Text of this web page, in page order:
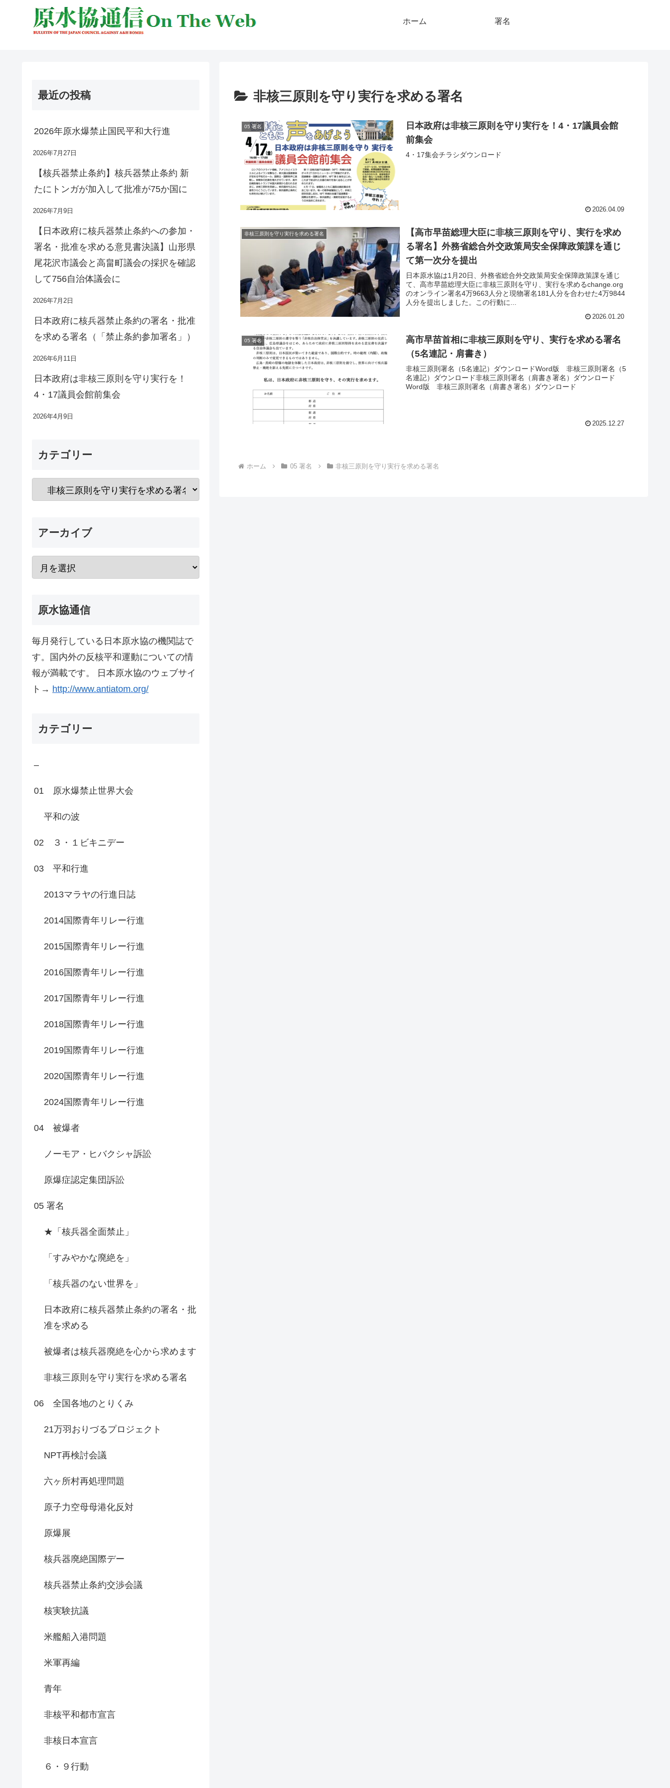
ホーム 署名
非核三原則を守り実行を求める署名
05 署名
日本政府は非核三原則を守り実行を！4・17議員会館
前集会
4・17集会チラシダウンロード
2026.04.09
非核三原則を守り実行を求める署名
【高市早苗総理大臣に非核三原則を守り、実行を求め
る署名】外務省総合外交政策局安全保障政策課を通じ
て第一次分を提出
日本原水協は1月20日、外務省総合外交政策局安全保障政策課を通じ
て、高市早苗総理大臣に非核三原則を守り、実行を求めるchange.org
のオンライン署名4万9663人分と現物署名181人分を合わせた4万9844
人分を提出しました。この行動に...
2026.01.20
05 署名
高市早苗首相に非核三原則を守り、実行を求める署名
（5名連記・肩書き）
非核三原則署名（5名連記）ダウンロードWord版 非核三原則署名（5
名連記）ダウンロード非核三原則署名（肩書き署名）ダウンロード
Word版 非核三原則署名（肩書き署名）ダウンロード
2025.12.27
ホーム 05 署名 非核三原則を守り実行を求める署名
最近の投稿
2026年原水爆禁止国民平和大行進
2026年7月27日
【核兵器禁止条約】核兵器禁止条約 新
たにトンガが加入して批准が75か国に
2026年7月9日
【日本政府に核兵器禁止条約への参加・
署名・批准を求める意見書決議】山形県
尾花沢市議会と高畠町議会の採択を確認
して756自治体議会に
2026年7月2日
日本政府に核兵器禁止条約の署名・批准
を求める署名（「禁止条約参加署名」）
2026年6月11日
日本政府は非核三原則を守り実行を！
4・17議員会館前集会
2026年4月9日
カテゴリー
アーカイブ
原水協通信
毎月発行している日本原水協の機関誌で
す。国内外の反核平和運動についての情
報が満載です。 日本原水協のウェブサイ
ト→ http://www.antiatom.org/
カテゴリー
–
01 原水爆禁止世界大会
平和の波
02 ３・１ビキニデー
03 平和行進
2013マラヤの行進日誌
2014国際青年リレー行進
2015国際青年リレー行進
2016国際青年リレー行進
2017国際青年リレー行進
2018国際青年リレー行進
2019国際青年リレー行進
2020国際青年リレー行進
2024国際青年リレー行進
04 被爆者
ノーモア・ヒバクシャ訴訟
原爆症認定集団訴訟
05 署名
★「核兵器全面禁止」
「すみやかな廃絶を」
「核兵器のない世界を」
日本政府に核兵器禁止条約の署名・批
准を求める
被爆者は核兵器廃絶を心から求めます
非核三原則を守り実行を求める署名
06 全国各地のとりくみ
21万羽おりづるプロジェクト
NPT再検討会議
六ヶ所村再処理問題
原子力空母母港化反対
原爆展
核兵器廃絶国際デー
核兵器禁止条約交渉会議
核実験抗議
米艦船入港問題
米軍再編
青年
非核平和都市宣言
非核日本宣言
６・９行動